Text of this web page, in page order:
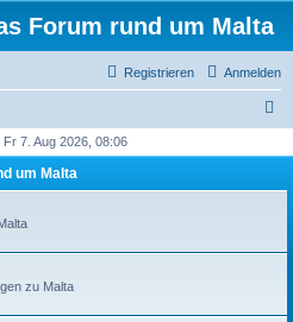
Forum rund um Malta
Anmelden
Registrieren
h
7. Aug 2026, 08:06
um Malta
zu Malta